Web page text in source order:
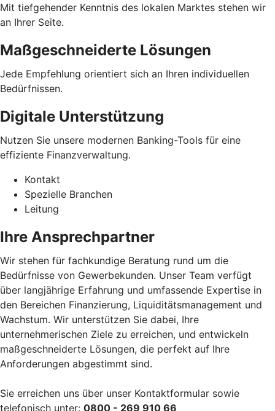
Mit tiefgehender Kenntnis des lokalen Marktes stehen wir
an Ihrer Seite.
Maßgeschneiderte Lösungen
Jede Empfehlung orientiert sich an Ihren individuellen
Bedürfnissen.
Digitale Unterstützung
Nutzen Sie unsere modernen Banking-Tools für eine
effiziente Finanzverwaltung.
Kontakt
Spezielle Branchen
Leitung
Ihre Ansprechpartner
Wir stehen für fachkundige Beratung rund um die
Bedürfnisse von Gewerbekunden. Unser Team verfügt
über langjährige Erfahrung und umfassende Expertise in
den Bereichen Finanzierung, Liquiditätsmanagement und
Wachstum. Wir unterstützen Sie dabei, Ihre
unternehmerischen Ziele zu erreichen, und entwickeln
maßgeschneiderte Lösungen, die perfekt auf Ihre
Anforderungen abgestimmt sind.
Sie erreichen uns über unser Kontaktformular sowie
telefonisch unter: 0800 - 269 910 66